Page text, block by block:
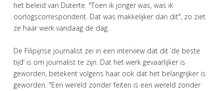
het beleid van Duterte. "Toen ik jonger was, was ik
oorlogscorrespondent. Dat was makkelijker dan dit", zo ziet
ze haar werk vandaag de dag.
De Filipijnse journalist zei in een interview dat dit ‘de beste
tijd’ is om journalist te zijn. Dat het werk gevaarlijker is
geworden, betekent volgens haar ook dat het belangrijker is
geworden. "Een wereld zonder feiten is een wereld zonder